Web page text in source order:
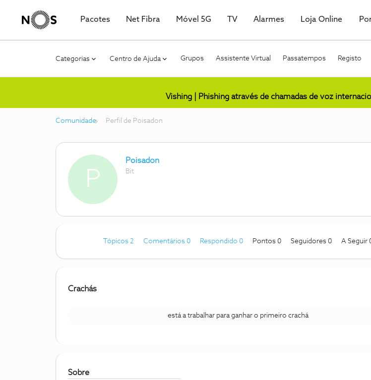
Pacotes Net Fibra Móvel 5G TV Alarmes Loja Online
Categorias Centro de Ajuda Grupos Assistente Virtual Passatempos Registo
Vishing | Phishing através de chamadas de voz
Comunidade Perfil de Poisadon
P
Poisadon
Bit
Tópicos 2 Comentários 0 Respondido 0 Pontos 0 Seguidores 0 A Seguir
Crachás
está a trabalhar para ganhar o primeiro crachá
Sobre